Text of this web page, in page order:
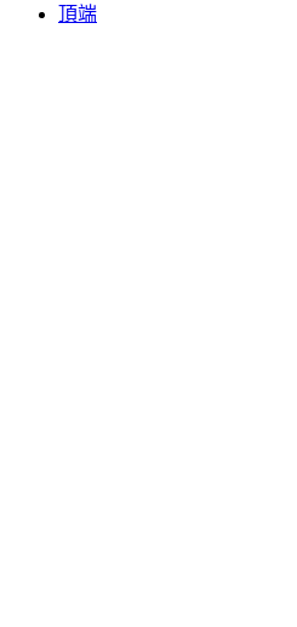
頂端